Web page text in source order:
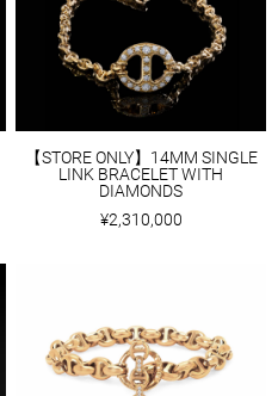
【STORE ONLY】14MM SINGLE
LINK BRACELET WITH
DIAMONDS
¥2,310,000